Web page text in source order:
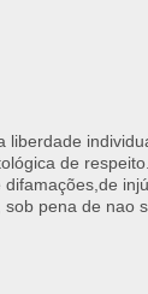
de
pena de nao